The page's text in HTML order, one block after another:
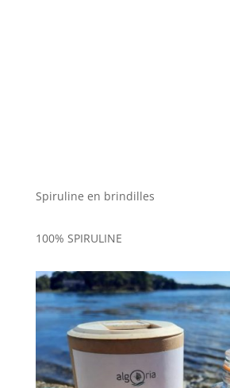
Spiruline en brindilles
100% SPIRULINE